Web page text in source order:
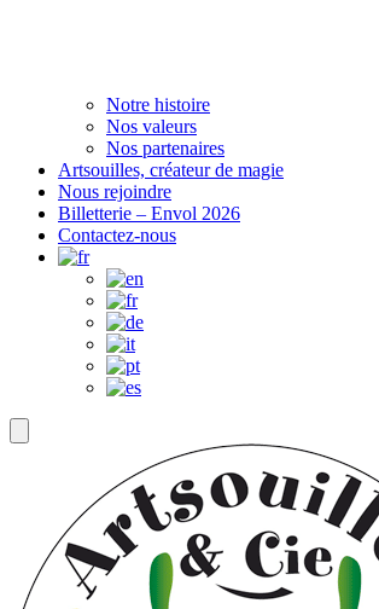
Notre histoire
Nos valeurs
Nos partenaires
Artsouilles, créateur de magie
Nous rejoindre
Billetterie – Envol 2026
Contactez-nous